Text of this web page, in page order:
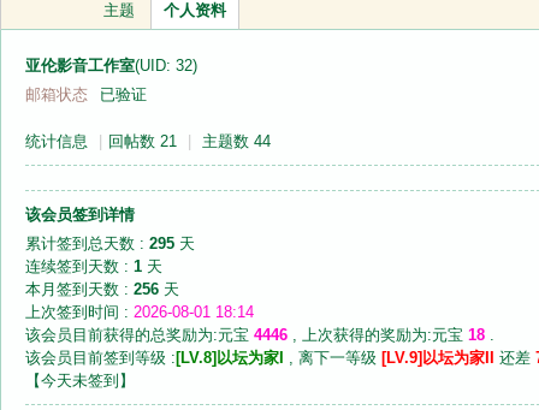
主题 个人资料
亚伦影音工作室(UID: 32)
邮箱状态
已验证
统计信息 回帖数 21 主题数 44
该会员签到详情
累计签到总天数 : 295 天
连续签到天数 : 1 天
本月签到天数 : 256 天
上次签到时间 : 2026-08-01 18:14
该会员目前获得的总奖励为:元宝 4446 , 上次获得的奖励为:元宝 18 .
该会员目前签到等级 : [LV.8]以坛为家I , 离下一等级 [LV.9]以坛为家II 还差
【今天未签到 】